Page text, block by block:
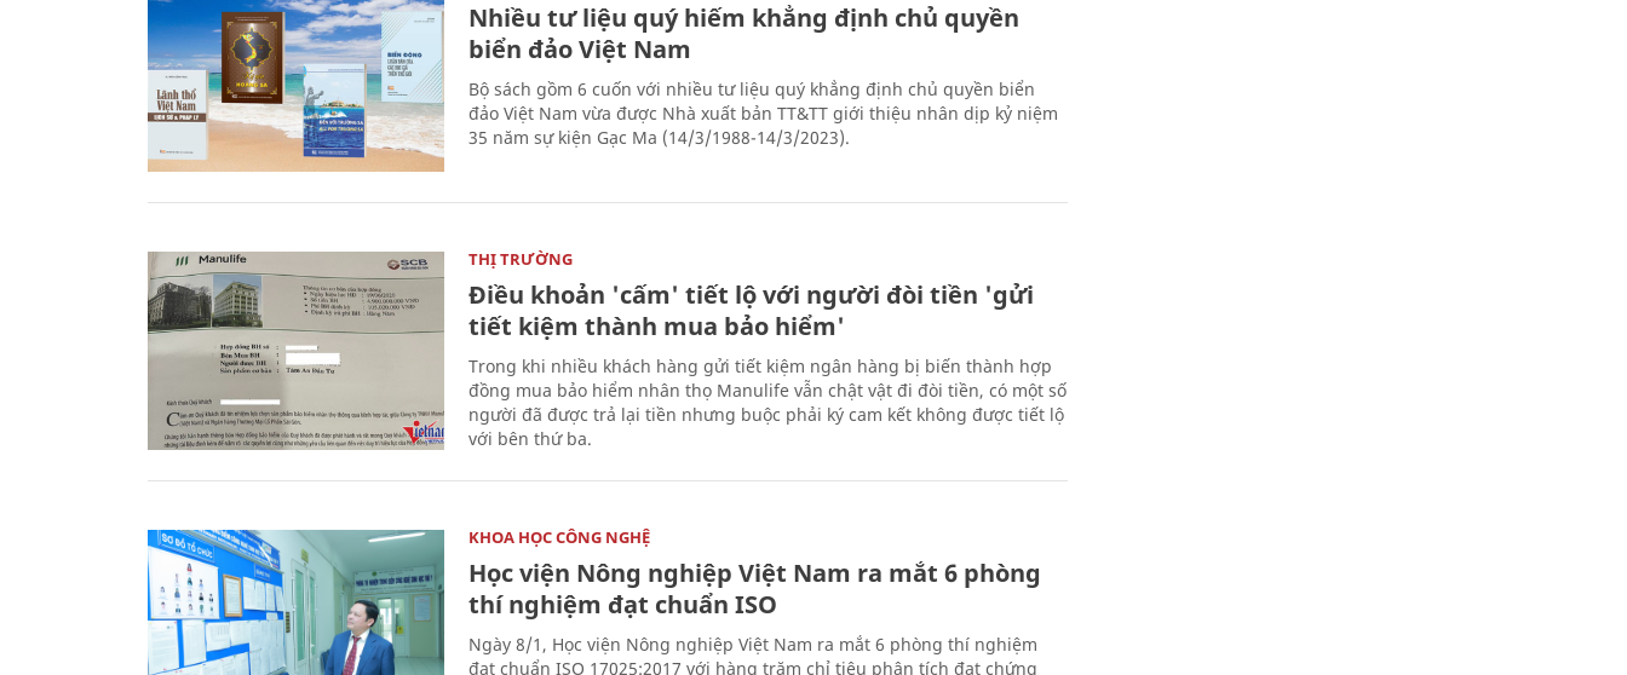
Nhiều tư liệu quý hiếm khẳng định chủ quyền
biển đảo Việt Nam
Bộ sách gồm 6 cuốn với nhiều tư liệu quý khẳng định chủ quyền biển
đảo Việt Nam vừa được Nhà xuất bản TT&TT giới thiệu nhân dịp kỷ niệm
35 năm sự kiện Gạc Ma (14/3/1988-14/3/2023).
THỊ TRƯỜNG
Điều khoản 'cấm' tiết lộ với người đòi tiền 'gửi
tiết kiệm thành mua bảo hiểm'
Trong khi nhiều khách hàng gửi tiết kiệm ngân hàng bị biến thành hợp
đồng mua bảo hiểm nhân thọ Manulife vẫn chật vật đi đòi tiền, có một số
người đã được trả lại tiền nhưng buộc phải ký cam kết không được tiết lộ
với bên thứ ba.
KHOA HỌC CÔNG NGHỆ
Học viện Nông nghiệp Việt Nam ra mắt 6 phòng
thí nghiệm đạt chuẩn ISO
Ngày 8/1, Học viện Nông nghiệp Việt Nam ra mắt 6 phòng thí nghiệm
đạt chuẩn ISO 17025:2017 với hàng trăm chỉ tiêu phân tích đạt chứng